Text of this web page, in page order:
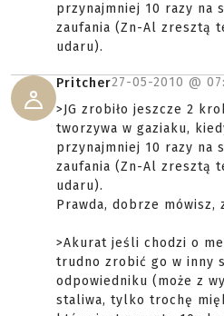
przynajmniej 10 razy na
zaufania (Zn-Al zresztą
udaru).
Pritcher27-05-2010 @
>JG zrobiło jeszcze 2
tworzywa w gaziaku,
przynajmniej 10 razy na
zaufania (Zn-Al zresztą
udaru).
Prawda, dobrze mówisz,
>Akurat jeśli chodzi o
trudno zrobić go w inny
odpowiedniku (może z
staliwa, tylko trochę